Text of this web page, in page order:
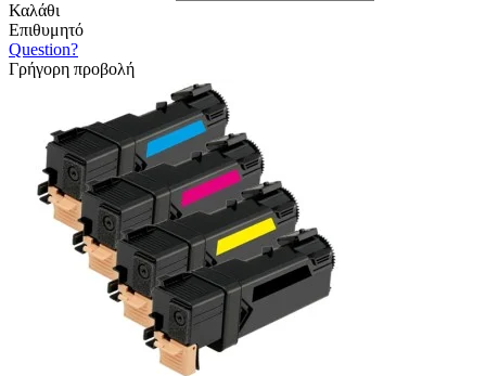
Καλάθι
Επιθυμητό
Question?
Γρήγορη προβολή